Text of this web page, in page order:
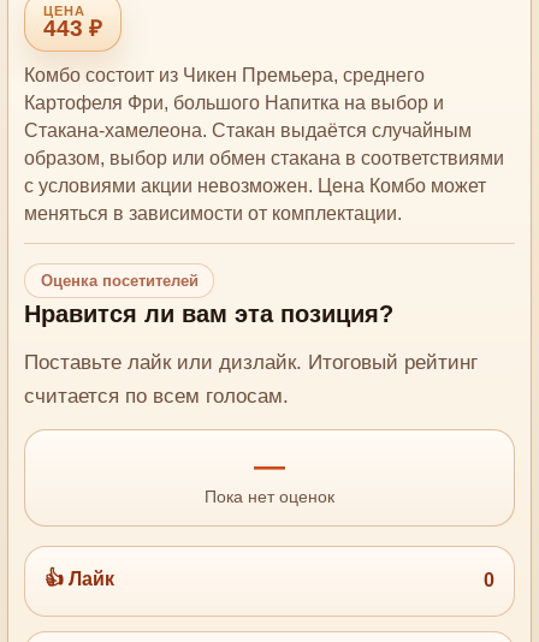
443 ₽
Комбо состоит из Чикен Премьера, среднего
Картофеля Фри, большого Напитка на выбор и
Стакана-хамелеона. Стакан выдаётся случайным
образом, выбор или обмен стакана в соответствиями
с условиями акции невозможен. Цена Комбо может
меняться в зависимости от комплектации.
Оценка посетителей
Нравится ли вам эта позиция?
Поставьте лайк или дизлайк. Итоговый рейтинг
считается по всем голосам.
—
Пока нет оценок
👍 Лайк 0